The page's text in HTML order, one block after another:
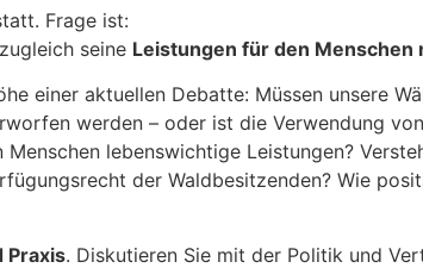
Frage ist:
seine Leistungen für den Menschen
einer aktuellen Debatte: Müssen unsere
werden – oder ist die Verwendung
lebenswichtige Leistungen?
der Waldbesitzenden? Wie
Praxis. Diskutieren Sie mit der Politik und